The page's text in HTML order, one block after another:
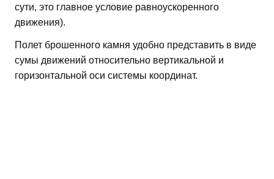
сути, это главное условие равноускоренного
движения).
Полет брошенного камня удобно представить в виде
сумы движений относительно вертикальной и
горизонтальной оси системы координат.